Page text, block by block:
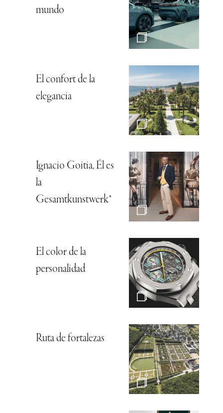
mundo
El confort de la
elegancia
Ignacio Goitia, Él es
la
Gesamtkunstwerk*
El color de la
personalidad
Ruta de fortalezas